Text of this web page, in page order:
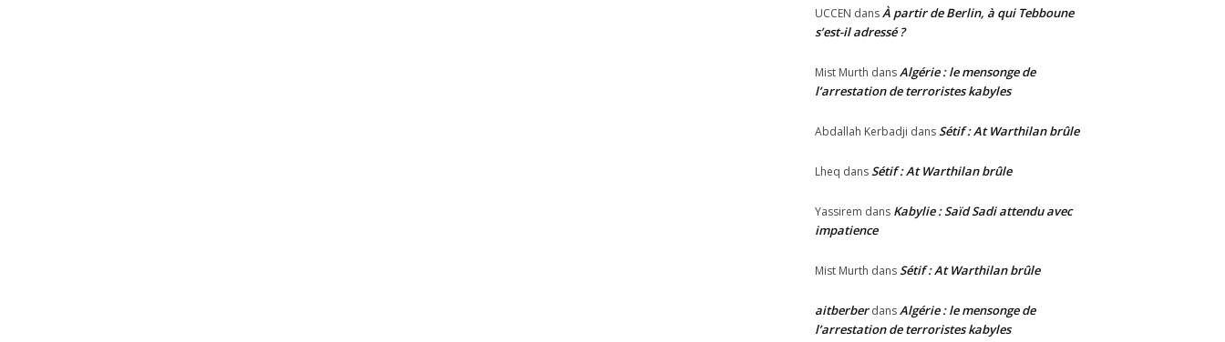
UCCEN dansÀ partir de Berlin, à qui Tebboune
s’est-il adressé ?
Mist Murth dansAlgérie : le mensonge de
l’arrestation de terroristes kabyles
Abdallah Kerbadji dansSétif : At Warthilan brûle
Lheq dansSétif : At Warthilan brûle
Yassirem dans Kabylie : Saïd Sadi attendu avec
impatience
Mist Murth dansSétif : At Warthilan brûle
aitberberdansAlgérie : le mensonge de
l’arrestation de terroristes kabyles